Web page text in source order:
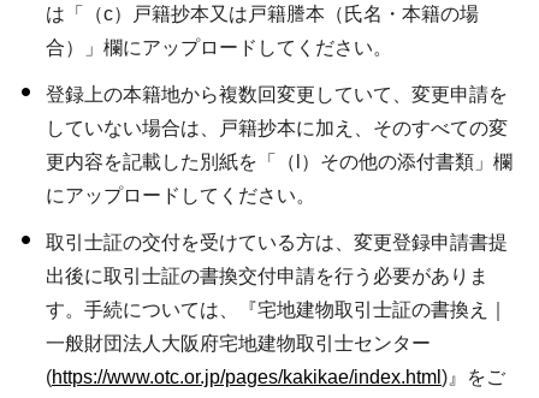
は「（c）戸籍抄本又は戸籍謄本（氏名・本籍の場
合）」欄にアップロードしてください。
登録上の本籍地から複数回変更していて、変更申請を
していない場合は、戸籍抄本に加え、そのすべての変
更内容を記載した別紙を「（l）その他の添付書類」欄
にアップロードしてください。
取引士証の交付を受けている方は、変更登録申請書提
出後に取引士証の書換交付申請を行う必要がありま
す。手続については、『宅地建物取引士証の書換え｜
一般財団法人大阪府宅地建物取引士センター
(https://www.otc.or.jp/pages/kakikae/index.html )』をご